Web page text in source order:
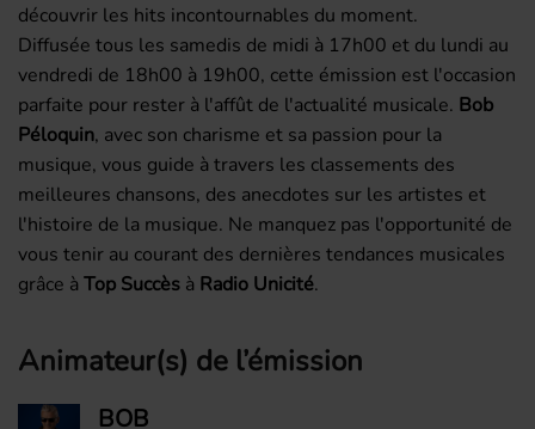
découvrir les hits incontournables du moment.
Diffusée tous les samedis de midi à 17h00 et du lundi au
vendredi de 18h00 à 19h00, cette émission est l'occasion
parfaite pour rester à l'affût de l'actualité musicale. Bob
Péloquin, avec son charisme et sa passion pour la
musique, vous guide à travers les classements des
meilleures chansons, des anecdotes sur les artistes et
l'histoire de la musique. Ne manquez pas l'opportunité de
vous tenir au courant des dernières tendances musicales
grâce à Top Succès à Radio Unicité.
Animateur(s) de l’émission
BOB